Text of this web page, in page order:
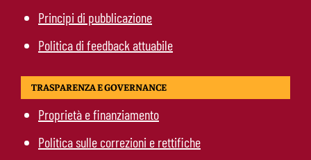
Principi di pubblicazione
Politica di feedback attuabile
TRASPARENZA E GOVERNANCE
Proprietà e finanziamento
Politica sulle correzioni e rettifiche